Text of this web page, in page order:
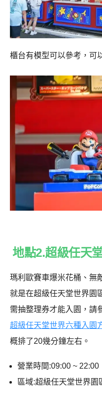
櫃台有模型可以參考，可
地點2.超級任天
瑪利歐賽車爆米花桶、無
就是在超級任天堂世界園
需抽整理券才能入園，請
超級任天堂世界六種入園
概排了20幾分鐘左右。
營業時間:09:00 ~ 22:00
區域:超級任天堂世界